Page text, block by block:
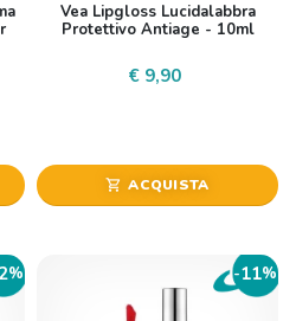
Vea Lipgloss Lucidalabbra
Protettivo Antiage - 10ml
€ 9,90
shopping_cart ACQUISTA
% -11%